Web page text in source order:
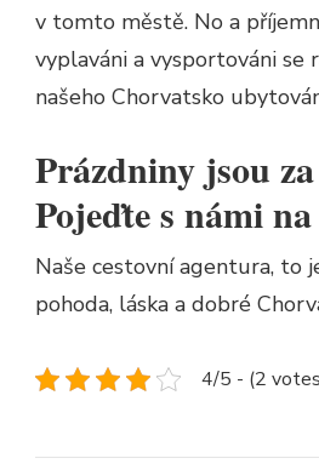
v tomto městě. No a
vyplaváni a vysportováni se
našeho Chorvatsko
Prázdniny jsou
Pojeďte s námi
Naše cestovní agentura, to
pohoda, láska a dobré
4/5 - (2